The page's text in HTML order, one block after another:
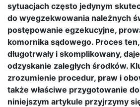
sytuacjach często jedynym
do wyegzekwowania należnych
postępowanie egzekucyjne,
komornika sądowego. Proces
długotrwały i skomplikowany,
odzyskanie zaległych środków.
zrozumienie procedur, praw i
także właściwe przygotowanie
niniejszym artykule przyjrzymy